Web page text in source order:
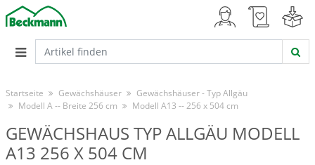
Startseite Gewächshäuser
Gewächshäuser - Typ Allgäu
Modell A -- Breite 256 cm
Modell A13 -- 256 x 504 cm
GEWÄCHSHAUS TYP ALLGÄU MODELL
A13 256 X 504 CM